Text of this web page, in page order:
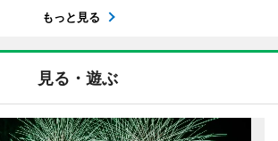
もっと見る
見る・遊ぶ